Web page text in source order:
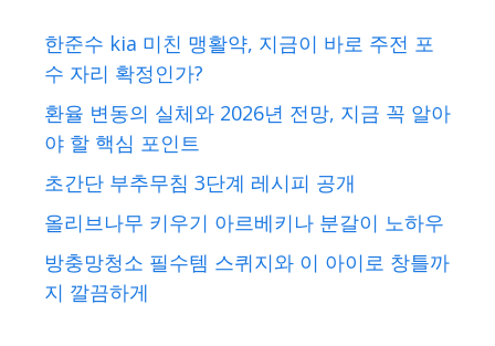
한준수 kia 미친 맹활약, 지금이 바로 주전 포
수 자리 확정인가?
환율 변동의 실체와 2026년 전망, 지금 꼭 알아
야 할 핵심 포인트
초간단 부추무침 3단계 레시피 공개
올리브나무 키우기 아르베키나 분갈이 노하우
방충망청소 필수템 스퀴지와 이 아이로 창틀까
지 깔끔하게